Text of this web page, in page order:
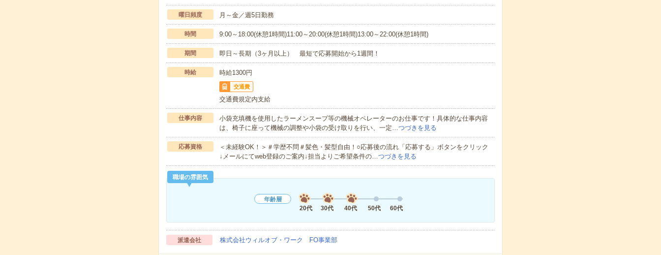
曜日頻度 月～金／週5日勤務
時間 9:00～18:00(休憩1時間)11:00～20:00(休憩1時間)13:00～22:00(休憩1時間)
期間 即日～長期（3ヶ月以上） 最短で応募開始から1週間！
時給 時給1300円
交通費
交通費規定内支給
仕事内容
小袋充填機を使用したラーメンスープ等の機械オペレーターのお仕事です！具体的な仕事内容
は、椅子に座って機械の調整や小袋の受け取りを行い、一定…つづきを見る
応募資格
＜未経験OK！＞＃学歴不問＃髪色・髪型自由！○応募後の流れ「応募する」ボタンをクリック
↓メールにてweb登録のご案内↓担当よりご希望条件の…つづきを見る
職場の雰囲気
年齢層
20代
30代 40代 50代 60代
派遣会社 株式会社ウィルオブ・ワーク FO事業部